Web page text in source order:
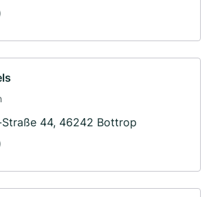
44, 46242 Bottrop